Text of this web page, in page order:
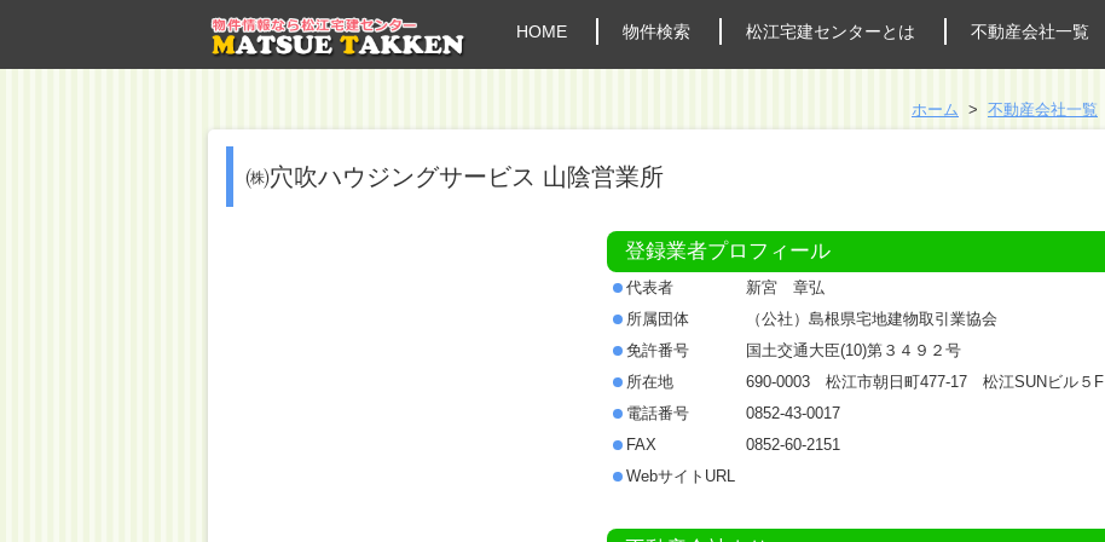
HOME 物件検索 松江宅建センターとは 不動産会社一覧
ホーム 不動産会社一覧
㈱穴吹ハウジングサービス 山陰営業所
登録業者プロフィール
代表者
新宮 章弘
所属団体
（公社）島根県宅地建物取引業協会
免許番号
国土交通大臣(10)第３４９２号
所在地
690-0003 松江市朝日町477-17 松江SUNビル５F
電話番号
0852-43-0017
FAX
0852-60-2151
WebサイトURL